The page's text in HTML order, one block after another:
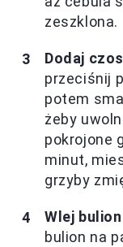
zeszklona.
Dodaj
przeciśnij
potem
żeby
pokrojone
minut,
grzyby
Wlej
bulion na